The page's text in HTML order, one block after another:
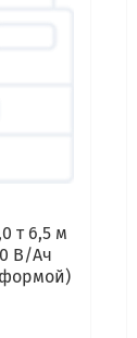
т 6,5 м
В/Ач